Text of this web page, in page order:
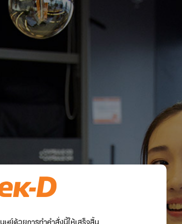
ย์ด้วยการทำคำสั่งนี้ให้เสร็จสิ้น